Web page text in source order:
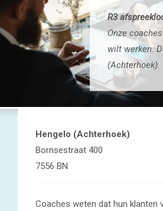
R3
Onze
wilt werken.
(Achterhoek).
Hengelo (Achterhoek)
Bornsestraat 400
7556 BN
Coaches weten dat hun klanten